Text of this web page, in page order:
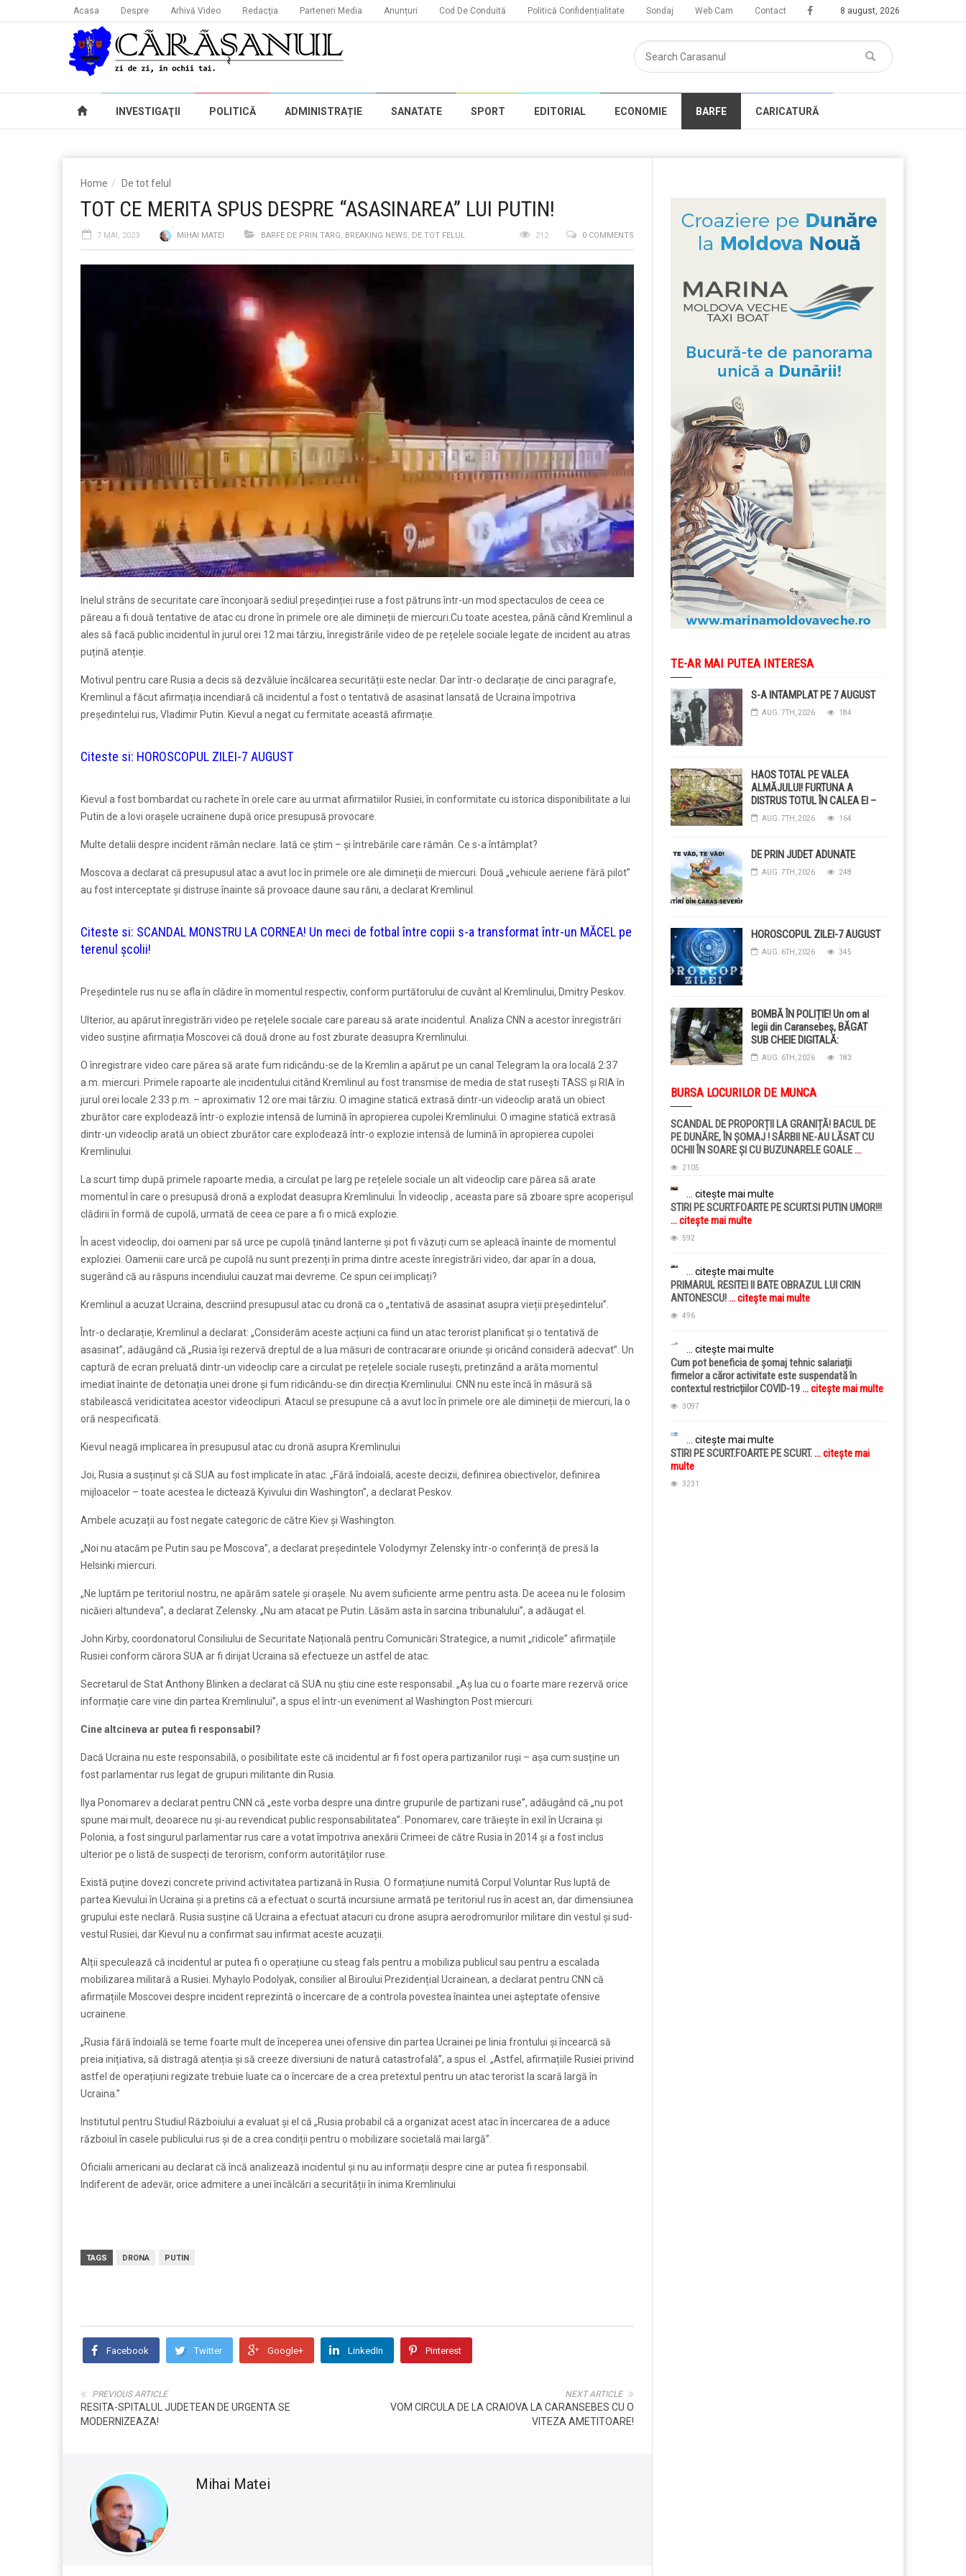
8 august, 2026
Acasa Despre Arhivă Video Redacţia Parteneri Media Anunțuri Cod De Conduită Politică Confidențialitate Sondaj Web Cam Contact
INVESTIGAŢII POLITICĂ ADMINISTRAȚIE SANATATE SPORT EDITORIAL ECONOMIE BARFE CARICATURĂ
Home De tot felul
TOT CE MERITA SPUS DESPRE “ASASINAREA” LUI PUTIN!
7 MAI, 2023 MIHAI MATEI BARFE DE PRIN TARG, BREAKING NEWS, DE TOT FELUL 0 COMMENTS
212
Inelul strâns de securitate care înconjoară sediul președinției ruse a fost pătruns într-un mod spectaculos de ceea ce
păreau a fi două tentative de atac cu drone în primele ore ale dimineții de miercuri.Cu toate acestea, până când Kremlinul a
ales să facă public incidentul în jurul orei 12 mai târziu, înregistrările video de pe rețelele sociale legate de incident au atras
puțină atenție.
Motivul pentru care Rusia a decis să dezvăluie încălcarea securității este neclar. Dar într-o declarație de cinci paragrafe,
Kremlinul a făcut afirmația incendiară că incidentul a fost o tentativă de asasinat lansată de Ucraina împotriva
președintelui rus, Vladimir Putin. Kievul a negat cu fermitate această afirmație.
Citeste si: HOROSCOPUL ZILEI-7 AUGUST
Kievul a fost bombardat cu rachete în orele care au urmat afirmatiilor Rusiei, în conformitate cu istorica disponibilitate a lui
Putin de a lovi orașele ucrainene după orice presupusă provocare.
Multe detalii despre incident rămân neclare. Iată ce știm – și întrebările care rămân. Ce s-a întâmplat?
Moscova a declarat că presupusul atac a avut loc în primele ore ale dimineții de miercuri. Două „vehicule aeriene fără pilot”
au fost interceptate și distruse înainte să provoace daune sau răni, a declarat Kremlinul.
Citeste si: SCANDAL MONSTRU LA CORNEA! Un meci de fotbal între copii s-a transformat într-un MĂCEL pe
terenul școlii!
Președintele rus nu se afla în clădire în momentul respectiv, conform purtătorului de cuvânt al Kremlinului, Dmitry Peskov.
Ulterior, au apărut înregistrări video pe rețelele sociale care pareau să arate incidentul. Analiza CNN a acestor înregistrări
video susține afirmația Moscovei că două drone au fost zburate deasupra Kremlinului.
O înregistrare video care părea să arate fum ridicându-se de la Kremlin a apărut pe un canal Telegram la ora locală 2:37
a.m. miercuri. Primele rapoarte ale incidentului citând Kremlinul au fost transmise de media de stat rusești TASS și RIA în
jurul orei locale 2:33 p.m. – aproximativ 12 ore mai târziu. O imagine statică extrasă dintr-un videoclip arată un obiect
zburător care explodează într-o explozie intensă de lumină în apropierea cupolei Kremlinului. O imagine statică extrasă
dintr-un videoclip arată un obiect zburător care explodează într-o explozie intensă de lumină în apropierea cupolei
Kremlinului.
La scurt timp după primele rapoarte media, a circulat pe larg pe rețelele sociale un alt videoclip care părea să arate
momentul în care o presupusă dronă a explodat deasupra Kremlinului. În videoclip , aceasta pare să zboare spre acoperișul
clădirii în formă de cupolă, urmată de ceea ce pare a fi o mică explozie.
În acest videoclip, doi oameni par să urce pe cupolă ținând lanterne și pot fi văzuți cum se apleacă înainte de momentul
exploziei. Oamenii care urcă pe cupolă nu sunt prezenți în prima dintre aceste înregistrări video, dar apar în a doua,
sugerând că au răspuns incendiului cauzat mai devreme. Ce spun cei implicați?
Kremlinul a acuzat Ucraina, descriind presupusul atac cu dronă ca o „tentativă de asasinat asupra vieții președintelui”.
Într-o declarație, Kremlinul a declarat: „Considerăm aceste acțiuni ca fiind un atac terorist planificat și o tentativă de
asasinat”, adăugând că „Rusia își rezervă dreptul de a lua măsuri de contracarare oriunde și oricând consideră adecvat”. Un
captură de ecran preluată dintr-un videoclip care a circulat pe rețelele sociale rusești, pretinzând a arăta momentul
imediat înainte de detonația unei drone și fum ridicându-se din direcția Kremlinului. CNN nu este încă în măsură să
stabilească veridicitatea acestor videoclipuri. Atacul se presupune că a avut loc în primele ore ale dimineții de miercuri, la o
oră nespecificată.
Kievul neagă implicarea în presupusul atac cu dronă asupra Kremlinului
Joi, Rusia a susținut și că SUA au fost implicate în atac. „Fără îndoială, aceste decizii, definirea obiectivelor, definirea
mijloacelor – toate acestea le dictează Kyivului din Washington”, a declarat Peskov.
Ambele acuzații au fost negate categoric de către Kiev și Washington.
„Noi nu atacăm pe Putin sau pe Moscova”, a declarat președintele Volodymyr Zelensky într-o conferință de presă la
Helsinki miercuri.
„Ne luptăm pe teritoriul nostru, ne apărăm satele și orașele. Nu avem suficiente arme pentru asta. De aceea nu le folosim
nicăieri altundeva”, a declarat Zelensky. „Nu am atacat pe Putin. Lăsăm asta în sarcina tribunalului”, a adăugat el.
John Kirby, coordonatorul Consiliului de Securitate Națională pentru Comunicări Strategice, a numit „ridicole” afirmațiile
Rusiei conform cărora SUA ar fi dirijat Ucraina să efectueze un astfel de atac.
Secretarul de Stat Anthony Blinken a declarat că SUA nu știu cine este responsabil. „Aș lua cu o foarte mare rezervă orice
informație care vine din partea Kremlinului”, a spus el într-un eveniment al Washington Post miercuri.
Cine altcineva ar putea fi responsabil?
Dacă Ucraina nu este responsabilă, o posibilitate este că incidentul ar fi fost opera partizanilor ruși – așa cum susține un
fost parlamentar rus legat de grupuri militante din Rusia.
Ilya Ponomarev a declarat pentru CNN că „este vorba despre una dintre grupurile de partizani ruse”, adăugând că „nu pot
spune mai mult, deoarece nu și-au revendicat public responsabilitatea”. Ponomarev, care trăiește în exil în Ucraina și
Polonia, a fost singurul parlamentar rus care a votat împotriva anexării Crimeei de către Rusia în 2014 și a fost inclus
ulterior pe o listă de suspecți de terorism, conform autorităților ruse.
Există puține dovezi concrete privind activitatea partizană în Rusia. O formațiune numită Corpul Voluntar Rus luptă de
partea Kievului în Ucraina și a pretins că a efectuat o scurtă incursiune armată pe teritoriul rus în acest an, dar dimensiunea
grupului este neclară. Rusia susține că Ucraina a efectuat atacuri cu drone asupra aerodromurilor militare din vestul și sud-
vestul Rusiei, dar Kievul nu a confirmat sau infirmat aceste acuzații.
Alții speculează că incidentul ar putea fi o operațiune cu steag fals pentru a mobiliza publicul sau pentru a escalada
mobilizarea militară a Rusiei. Myhaylo Podolyak, consilier al Biroului Prezidențial Ucrainean, a declarat pentru CNN că
afirmațiile Moscovei despre incident reprezintă o încercare de a controla povestea înaintea unei așteptate ofensive
ucrainene.
„Rusia fără îndoială se teme foarte mult de începerea unei ofensive din partea Ucrainei pe linia frontului și încearcă să
preia inițiativa, să distragă atenția și să creeze diversiuni de natură catastrofală”, a spus el. „Astfel, afirmațiile Rusiei privind
astfel de operațiuni regizate trebuie luate ca o încercare de a crea pretextul pentru un atac terorist la scară largă în
Ucraina.”
Institutul pentru Studiul Războiului a evaluat și el că „Rusia probabil că a organizat acest atac în încercarea de a aduce
războiul în casele publicului rus și de a crea condiții pentru o mobilizare societală mai largă”.
Oficialii americani au declarat că încă analizează incidentul și nu au informații despre cine ar putea fi responsabil.
Indiferent de adevăr, orice admitere a unei încălcări a securității în inima Kremlinului
TAGS DRONA PUTIN
Facebook Twitter Google+ LinkedIn Pinterest
NEXT ARTICLE
VOM CIRCULA DE LA CRAIOVA LA CARANSEBES CU O
VITEZA AMETITOARE!
PREVIOUS ARTICLE
RESITA-SPITALUL JUDETEAN DE URGENTA SE
MODERNIZEAZA!
Mihai Matei
TE-AR MAI PUTEA INTERESA
S-A INTAMPLAT PE 7 AUGUST
AUG. 7TH, 2026 184
HAOS TOTAL PE VALEA
ALMĂJULUI! FURTUNA A
DISTRUS TOTUL ÎN CALEA EI –
COPACI CĂZUȚI, DRUMURI
BLOCAȚE, CURENT TĂIAT ȘI
GRINDINĂ!
AUG. 7TH, 2026 164
DE PRIN JUDET ADUNATE
AUG. 7TH, 2026 248
HOROSCOPUL ZILEI-7 AUGUST
AUG. 6TH, 2026 345
BOMBĂ ÎN POLIȚIE! Un om al
legii din Caransebeș, BĂGAT
SUB CHEIE DIGITALĂ:
Judecătorii i-au pus BRĂȚARĂ
ELECTRONICĂ la picior!
AUG. 6TH, 2026 183
BURSA LOCURILOR DE MUNCA
SCANDAL DE PROPORȚII LA GRANIȚĂ! BACUL DE
PE DUNĂRE, ÎN ȘOMAJ ! SÂRBII NE-AU LĂSAT CU
OCHII ÎN SOARE ȘI CU BUZUNARELE GOALE...
citește mai multe
2105
... citește mai multe
STIRI PE SCURT.FOARTE PE SCURT.SI PUTIN UMOR!!!
... citește mai multe
592
... citește mai multe
PRIMARUL RESITEI II BATE OBRAZUL LUI CRIN
ANTONESCU!... citește mai multe
496
... citește mai multe
Cum pot beneficia de șomaj tehnic salariații
firmelor a căror activitate este suspendată în
contextul restricțiilor COVID-19... citește mai multe
3097
... citește mai multe
STIRI PE SCURT.FOARTE PE SCURT.... citește mai
multe
3231